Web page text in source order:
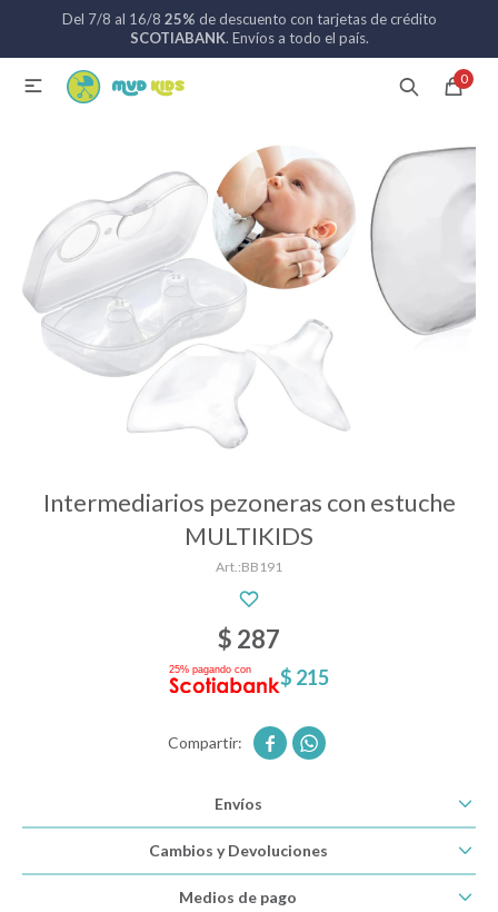
Del 7/8 al 16/8 25% de descuento con tarjetas de crédito
SCOTIABANK. Envíos a todo el país.
0

Intermediarios pezoneras con estuche
MULTIKIDS
BB191
$ 287
$ 215
 
Envíos
Cambios y Devoluciones
Medios de pago
MI CUENTA
Catálogo Nuevos ingresos
Coches de bebé
Sillas de auto
Lactancia
Alimentación
Estimulación primera infancia